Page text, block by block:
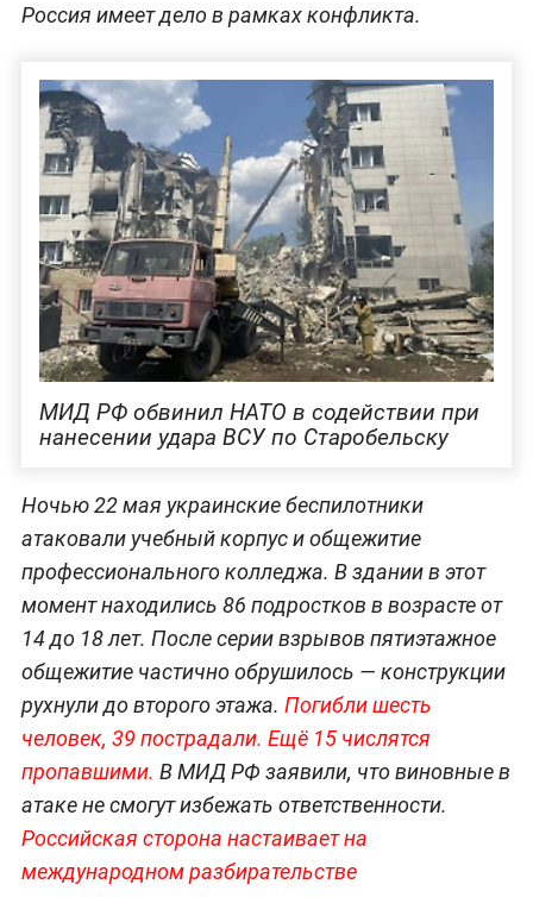
Россия имеет дело в рамках конфликта.
МИД РФ обвинил НАТО в содействии при
нанесении удара ВСУ по Старобельску
Ночью 22 мая украинские беспилотники
атаковали учебный корпус и общежитие
профессионального колледжа. В здании в этот
момент находились 86 подростков в возрасте от
14 до 18 лет. После серии взрывов пятиэтажное
общежитие частично обрушилось — конструкции
рухнули до второго этажа. Погибли шесть
человек, 39 пострадали. Ещё 15 числятся
пропавшими. В МИД РФ заявили, что виновные в
атаке не смогут избежать ответственности.
Российская сторона настаивает на
международном разбирательстве